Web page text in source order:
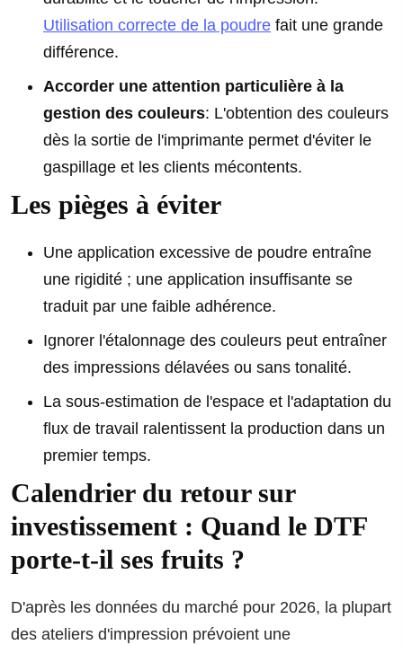
Utilisation correcte de la poudre fait une grande
différence.
Accorder une attention particulière à la
gestion des couleurs: L'obtention des couleurs
dès la sortie de l'imprimante permet d'éviter le
gaspillage et les clients mécontents.
Les pièges à éviter
Une application excessive de poudre entraîne
une rigidité ; une application insuffisante se
traduit par une faible adhérence.
Ignorer l'étalonnage des couleurs peut entraîner
des impressions délavées ou sans tonalité.
La sous-estimation de l'espace et l'adaptation du
flux de travail ralentissent la production dans un
premier temps.
Calendrier du retour sur
investissement : Quand le DTF
porte-t-il ses fruits ?
D'après les données du marché pour 2026, la plupart
des ateliers d'impression prévoient une